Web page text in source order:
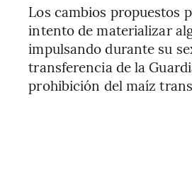
Los cambios propuestos
intento de materializar
impulsando durante su
transferencia de la
prohibición del maíz